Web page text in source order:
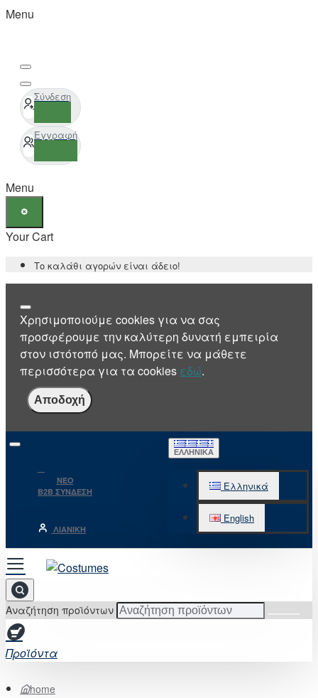
Menu
Σύνδεση
Εγγραφή
Menu
Your Cart
Το καλάθι αγορών είναι άδειο!
Χρησιμοποιούμε cookies για να σας
προσφέρουμε την καλύτερη δυνατή εμπειρία
στον ιστότοπό μας. Μπορείτε να μάθετε
περισσότερα για τα cookies εδώ.
Αποδοχή
NEO
B2B ΣΥΝΔΕΣΗ
ΛΙΑΝΙΚΉ
ΕΛΛΗΝΙΚΆ
Ελληνικά
English
Αναζήτηση προϊόντων
Προϊόντα
home